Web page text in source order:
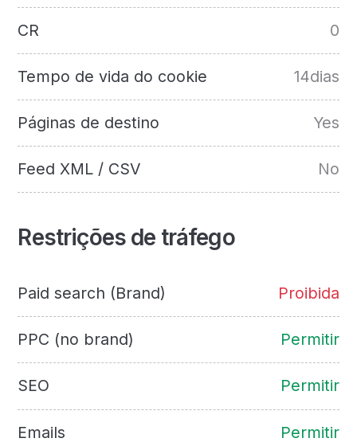
CR 0
Tempo de vida do cookie 14dias
Páginas de destino Yes
Feed XML / CSV No
Restrições de tráfego
Paid search (Brand) Proibida
PPC (no brand) Permitir
SEO Permitir
Emails Permitir